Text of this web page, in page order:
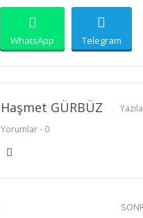
WhatsApp Telegram
Haşmet GÜRBÜZ
Yorumlar - 0